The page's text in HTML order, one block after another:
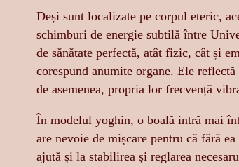
Deși sunt localizate pe corpul eteric,
schimburi de energie subtilă între
de sănătate perfectă, atât fizic, cât și
corespund anumite organe. Ele
de asemenea, propria lor frecvență
În modelul yoghin, o boală intră mai
are nevoie de mișcare pentru că fără
ajută și la stabilirea și reglarea